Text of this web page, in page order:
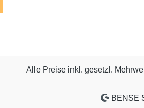
Alle Preise inkl. gesetzl.
BENSE